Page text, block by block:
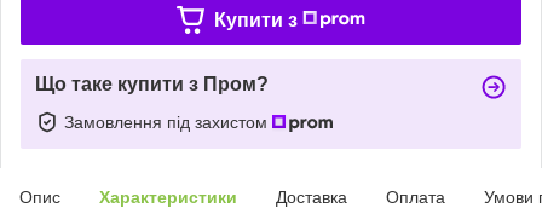
Купити з
Що таке купити з Пром?
Замовлення під захистом
Опис Характеристики Доставка Оплата Умови